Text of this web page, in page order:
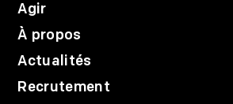
Agir
À propos
Actualités
Recrutement